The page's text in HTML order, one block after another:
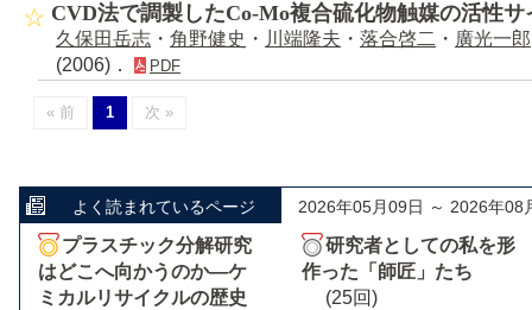
CVD法で調製したCo-Mo複合硫化物触媒の活性
久保田岳志 ・ 角野健史 ・ 川端隆夫 ・ 落合啓二 ・ 廣光一郎
(2006)．
PDF
« 前 1 次 »
よく読まれているページ 2026年05月09日 ～ 2026年08
プラスチック分解研究
はどこへ向かうのか―ケ
ミカルリサイクルの歴史
研究者としての私を形
作った「師匠」たち
(25回)